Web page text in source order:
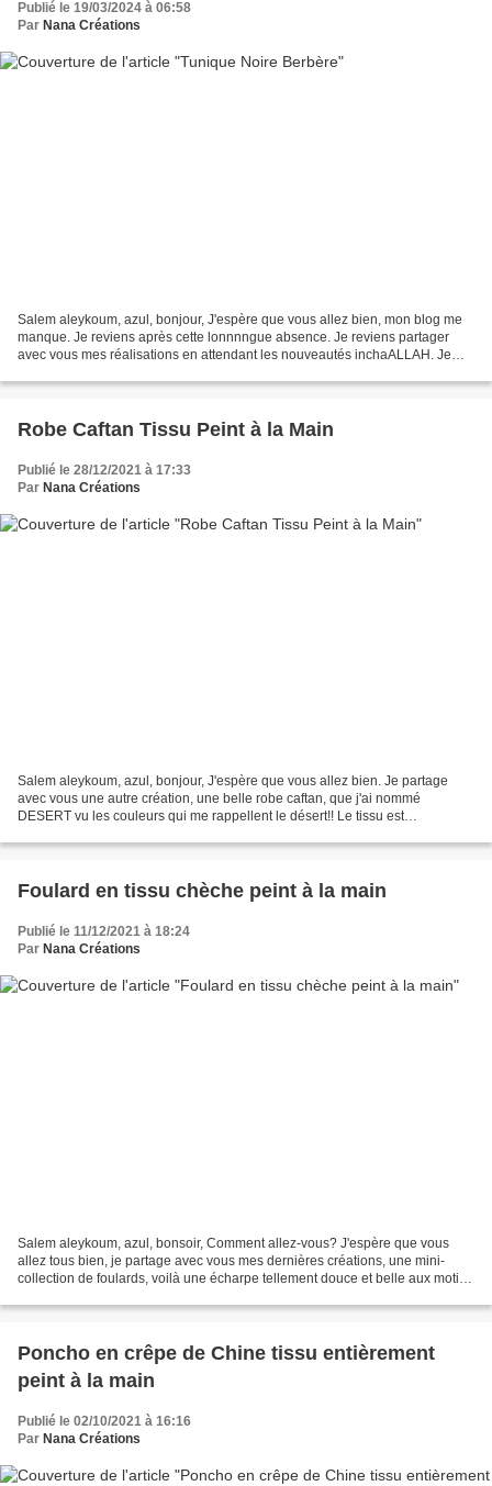
Publié le 19/03/2024 à 06:58
Par Nana Créations
Salem aleykoum, azul, bonjour, J'espère que vous allez bien, mon blog me
manque. Je reviens après cette lonnnngue absence. Je reviens partager
avec vous mes réalisations en attendant les nouveautés inchaALLAH. Je
Robe Caftan Tissu Peint à la Main
Publié le 28/12/2021 à 17:33
Par Nana Créations
Salem aleykoum, azul, bonjour, J'espère que vous allez bien. Je partage
avec vous une autre création, une belle robe caftan, que j'ai nommé
DESERT vu les couleurs qui me rappellent le désert!! Le tissu est
Foulard en tissu chèche peint à la main
Publié le 11/12/2021 à 18:24
Par Nana Créations
Salem aleykoum, azul, bonsoir, Comment allez-vous? J'espère que vous
allez tous bien, je partage avec vous mes dernières créations, une mini-
collection de foulards, voilà une écharpe tellement douce et belle aux motifs
Poncho en crêpe de Chine tissu entièrement
peint à la main
Publié le 02/10/2021 à 16:16
Par Nana Créations